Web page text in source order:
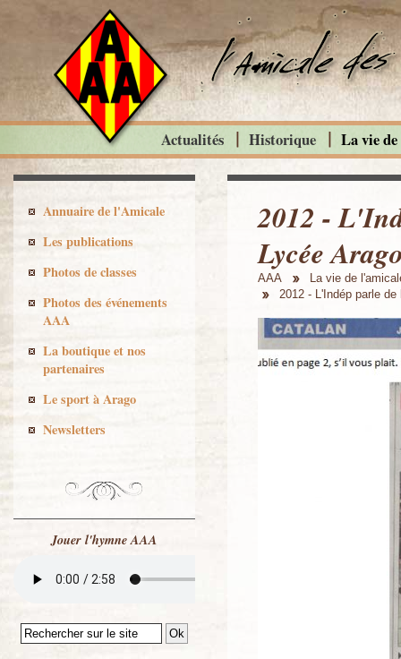
2012 -
Lycée
AAA
La vie de
2012 - L'Indép parle
Actualités Historique La vie
Annuaire de l'Amicale
Les publications
Photos de classes
Photos des événements
AAA
La boutique et nos
partenaires
Le sport à Arago
Newsletters
Jouer l'hymne AAA